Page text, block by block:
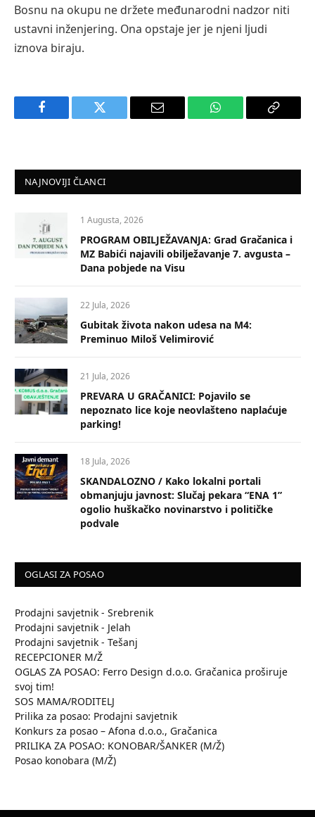
Bosnu na okupu ne držete međunarodni nadzor niti
ustavni inženjering. Ona opstaje jer je njeni ljudi
iznova biraju.
Facebook Twitter Email WhatsApp Copy
NAJNOVIJI ČLANCI
1 Augusta, 2026
PROGRAM OBILJEŽAVANJA: Grad Gračanica i
MZ Babići najavili obilježavanje 7. avgusta –
Dana pobjede na Visu
22 Jula, 2026
Gubitak života nakon udesa na M4:
Preminuo Miloš Velimirović
21 Jula, 2026
PREVARA U GRAČANICI: Pojavilo se
nepoznato lice koje neovlašteno naplaćuje
parking!
18 Jula, 2026
SKANDALOZNO / Kako lokalni portali
obmanjuju javnost: Slučaj pekara “ENA 1”
ogolio huškačko novinarstvo i političke
podvale
OGLASI ZA POSAO
Prodajni savjetnik - Srebrenik
Prodajni savjetnik - Jelah
Prodajni savjetnik - Tešanj
RECEPCIONER M/Ž
OGLAS ZA POSAO: Ferro Design d.o.o. Gračanica proširuje
svoj tim!
SOS MAMA/RODITELJ
Prilika za posao: Prodajni savjetnik
Konkurs za posao – Afona d.o.o., Gračanica
PRILIKA ZA POSAO: KONOBAR/ŠANKER (M/Ž)
Posao konobara (M/Ž)